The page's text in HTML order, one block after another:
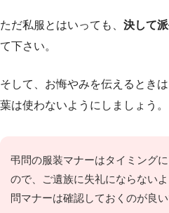
ただ私服とはいっても、 決して
て下さい。
そして、お悔やみを伝えるとき
葉は使わないようにしましょう。
弔問の服装マナーはタイミング
ので、ご遺族に失礼にならない
問マナーは確認しておくのが良い